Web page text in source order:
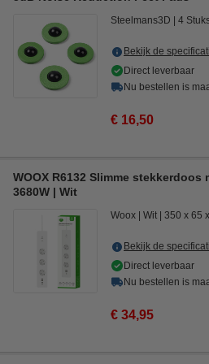
Steelmans3D 4
Bekijk de
Direct leverbaar
Nu bestellen is
€ 16,50
WOOX R6132 Slimme stekkerdoos
3680W | Wit
Woox Wit 350 x 65
Bekijk de
Direct leverbaar
Nu bestellen is
€ 34,95